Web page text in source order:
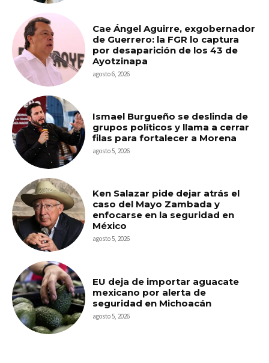
Cae Ángel Aguirre, exgobernador
de Guerrero: la FGR lo captura
por desaparición de los 43 de
Ayotzinapa
agosto 6, 2026
Ismael Burgueño se deslinda de
grupos políticos y llama a cerrar
filas para fortalecer a Morena
agosto 5, 2026
Ken Salazar pide dejar atrás el
caso del Mayo Zambada y
enfocarse en la seguridad en
México
agosto 5, 2026
EU deja de importar aguacate
mexicano por alerta de
seguridad en Michoacán
agosto 5, 2026